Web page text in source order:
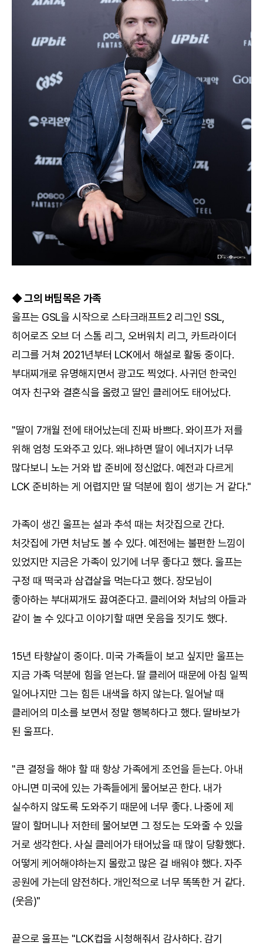
◆ 그의 버팀목은 가족
울프는 GSL을 시작으로 스타크래프트2 리그인 SSL,
히어로즈 오브 더 스톰 리그, 오버워치 리그, 카트라이더
리그를 거쳐 2021년부터 LCK에서 해설로 활동 중이다.
부대찌개로 유명해지면서 광고도 찍었다. 사귀던 한국인
여자 친구와 결혼식을 올렸고 딸인 클레어도 태어났다.
"딸이 7개월 전에 태어났는데 진짜 바쁘다. 와이프가 저를
위해 엄청 도와주고 있다. 왜냐하면 딸이 에너지가 너무
많다보니 노는 거와 밥 준비에 정신없다. 예전과 다르게
LCK 준비하는 게 어렵지만 딸 덕분에 힘이 생기는 거 같다."
가족이 생긴 울프는 설과 추석 때는 처갓집으로 간다.
처갓집에 가면 처남도 볼 수 있다. 예전에는 불편한 느낌이
있었지만 지금은 가족이 있기에 너무 좋다고 했다. 울프는
구정 때 떡국과 삼겹살을 먹는다고 했다. 장모님이
좋아하는 부대찌개도 끓여준다고. 클레어와 처남의 아들과
같이 놀 수 있다고 이야기할 때면 웃음을 짓기도 했다.
15년 타향살이 중이다. 미국 가족들이 보고 싶지만 울프는
지금 가족 덕분에 힘을 얻는다. 딸 클레어 때문에 아침 일찍
일어나지만 그는 힘든 내색을 하지 않는다. 일어날 때
클레어의 미소를 보면서 정말 행복하다고 했다. 딸바보가
된 울프다.
"큰 결정을 해야 할 때 항상 가족에게 조언을 듣는다. 아내
아니면 미국에 있는 가족들에게 물어보곤 한다. 내가
실수하지 않도록 도와주기 때문에 너무 좋다. 나중에 제
딸이 할머니나 저한테 물어보면 그 정도는 도와줄 수 있을
거로 생각한다. 사실 클레어가 태어났을 때 많이 당황했다.
어떻게 케어해야하는지 몰랐고 많은 걸 배워야 했다. 자주
공원에 가는데 얌전하다. 개인적으로 너무 똑똑한 거 같다.
(웃음)"
끝으로 울프는 "LCK컵을 시청해줘서 감사하다. 감기